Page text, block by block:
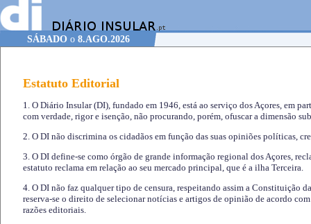
SÁBADOo 8.AGO.2026
Estatuto Editorial
1. O Diário Insular (DI), fundado em 1946, está ao serviço dos Açores, em
com verdade, rigor e isenção, não procurando, porém, ofuscar a dimensão
2. O DI não discrimina os cidadãos em função das suas opiniões políticas,
3. O DI define-se como órgão de grande informação regional dos Açores,
estatuto reclama em relação ao seu mercado principal, que é a ilha Terceira.
4. O DI não faz qualquer tipo de censura, respeitando assim a Constituição
reserva-se o direito de selecionar notícias e artigos de opinião de acordo
razões editoriais.